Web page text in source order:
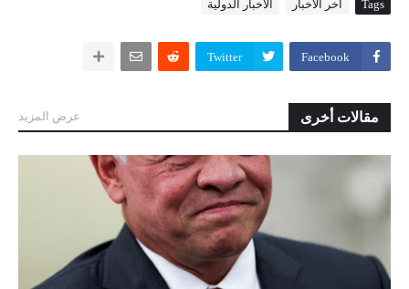
Tags اخر الاخبار الاخبار الدولية
Facebook
Twitter
مقالات أخرى عرض المزيد